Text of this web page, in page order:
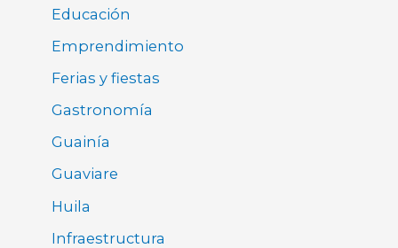
Educación
Emprendimiento
Ferias y fiestas
Gastronomía
Guainía
Guaviare
Huila
Infraestructura